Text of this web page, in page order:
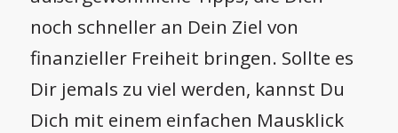
noch schneller an Dein Ziel von
finanzieller Freiheit bringen. Sollte es
Dir jemals zu viel werden, kannst Du
Dich mit einem einfachen Mausklick